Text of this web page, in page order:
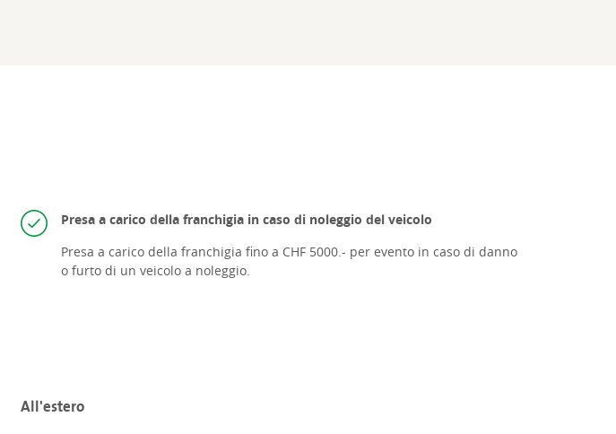
Presa a carico della franchigia in caso di noleggio del veicolo
Presa a carico della franchigia fino a CHF 5000.- per evento in caso di danno
o furto di un veicolo a noleggio.
All'estero